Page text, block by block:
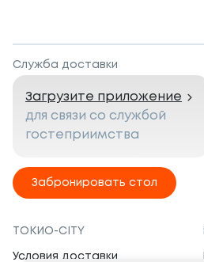
Служба доставки
Загрузите приложение
для связи со службой
гостеприимства
Забронировать стол
ТОКИО-CITY
Условия доставки